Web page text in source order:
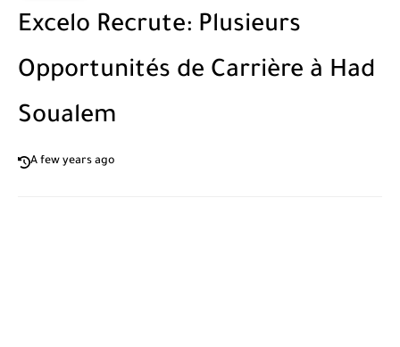
Excelo Recrute: Plusieurs
Opportunités de Carrière à Had
Soualem
A few years ago